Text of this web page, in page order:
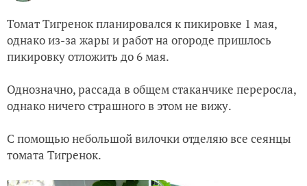
Томат Тигренок планировался к пикировке 1 мая,
однако из-за жары и работ на огороде пришлось
пикировку отложить до 6 мая.
Однозначно, рассада в общем стаканчике переросла,
однако ничего страшного в этом не вижу.
С помощью небольшой вилочки отделяю все сеянцы
томата Тигренок.